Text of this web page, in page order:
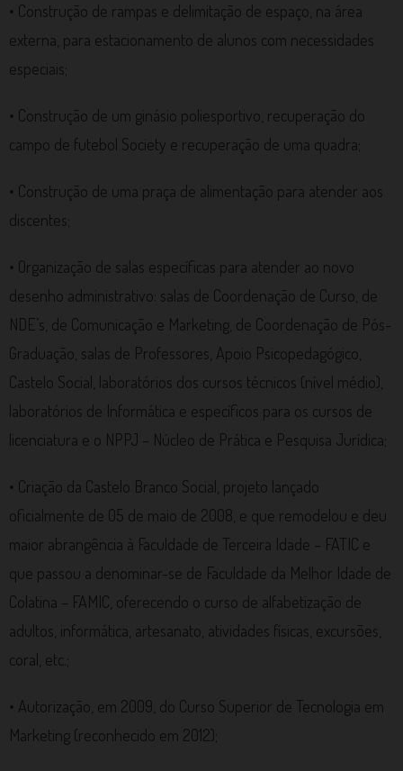
• Construção de rampas e delimitação de espaço, na área
externa, para estacionamento de alunos com necessidades
especiais;
• Construção de um ginásio poliesportivo, recuperação do
campo de futebol Society e recuperação de uma quadra;
• Construção de uma praça de alimentação para atender aos
discentes;
• Organização de salas específicas para atender ao novo
desenho administrativo: salas de Coordenação de Curso, de
NDE’s, de Comunicação e Marketing, de Coordenação de Pós-
Graduação, salas de Professores, Apoio Psicopedagógico,
Castelo Social, laboratórios dos cursos técnicos (nível médio),
laboratórios de Informática e específicos para os cursos de
licenciatura e o NPPJ – Núcleo de Prática e Pesquisa Jurídica;
• Criação da Castelo Branco Social, projeto lançado
oficialmente de 05 de maio de 2008, e que remodelou e deu
maior abrangência à Faculdade de Terceira Idade – FATIC e
que passou a denominar-se de Faculdade da Melhor Idade de
Colatina – FAMIC, oferecendo o curso de alfabetização de
adultos, informática, artesanato, atividades físicas, excursões,
coral, etc.;
• Autorização, em 2009, do Curso Superior de Tecnologia em
Marketing (reconhecido em 2012);